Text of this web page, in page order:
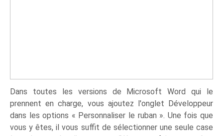
Dans toutes les versions de Microsoft Word qui le
prennent en charge, vous ajoutez l'onglet Développeur
dans les options « Personnaliser le ruban ». Une fois que
vous y êtes, il vous suffit de sélectionner une seule case